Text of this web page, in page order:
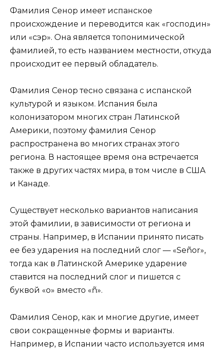
Фамилия Сенор имеет испанское
происхождение и переводится как «господин»
или «сэр». Она является топонимической
фамилией, то есть названием местности, откуда
происходит ее первый обладатель.
Фамилия Сенор тесно связана с испанской
культурой и языком. Испания была
колонизатором многих стран Латинской
Америки, поэтому фамилия Сенор
распространена во многих странах этого
региона. В настоящее время она встречается
также в других частях мира, в том числе в США
и Канаде.
Существует несколько вариантов написания
этой фамилии, в зависимости от региона и
страны. Например, в Испании принято писать
ее без ударения на последний слог — «Señor»,
тогда как в Латинской Америке ударение
ставится на последний слог и пишется с
буквой «о» вместо «ñ».
Фамилия Сенор, как и многие другие, имеет
свои сокращенные формы и варианты.
Например, в Испании часто используется имя